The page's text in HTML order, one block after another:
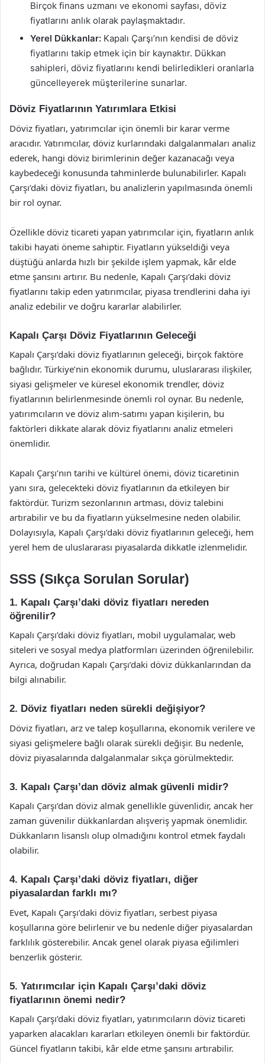
Birçok finans uzmanı ve ekonomi sayfası, döviz
fiyatlarını anlık olarak paylaşmaktadır.
Yerel Dükkanlar: Kapalı Çarşı’nın kendisi de döviz
fiyatlarını takip etmek için bir kaynaktır. Dükkan
sahipleri, döviz fiyatlarını kendi belirledikleri oranlarla
güncelleyerek müşterilerine sunarlar.
Döviz Fiyatlarının Yatırımlara Etkisi
Döviz fiyatları, yatırımcılar için önemli bir karar verme
aracıdır. Yatırımcılar, döviz kurlarındaki dalgalanmaları analiz
ederek, hangi döviz birimlerinin değer kazanacağı veya
kaybedeceği konusunda tahminlerde bulunabilirler. Kapalı
Çarşı’daki döviz fiyatları, bu analizlerin yapılmasında önemli
bir rol oynar.
Özellikle döviz ticareti yapan yatırımcılar için, fiyatların anlık
takibi hayati öneme sahiptir. Fiyatların yükseldiği veya
düştüğü anlarda hızlı bir şekilde işlem yapmak, kâr elde
etme şansını artırır. Bu nedenle, Kapalı Çarşı’daki döviz
fiyatlarını takip eden yatırımcılar, piyasa trendlerini daha iyi
analiz edebilir ve doğru kararlar alabilirler.
Kapalı Çarşı Döviz Fiyatlarının Geleceği
Kapalı Çarşı’daki döviz fiyatlarının geleceği, birçok faktöre
bağlıdır. Türkiye’nin ekonomik durumu, uluslararası ilişkiler,
siyasi gelişmeler ve küresel ekonomik trendler, döviz
fiyatlarının belirlenmesinde önemli rol oynar. Bu nedenle,
yatırımcıların ve döviz alım-satımı yapan kişilerin, bu
faktörleri dikkate alarak döviz fiyatlarını analiz etmeleri
önemlidir.
Kapalı Çarşı’nın tarihi ve kültürel önemi, döviz ticaretinin
yanı sıra, gelecekteki döviz fiyatlarının da etkileyen bir
faktördür. Turizm sezonlarının artması, döviz talebini
artırabilir ve bu da fiyatların yükselmesine neden olabilir.
Dolayısıyla, Kapalı Çarşı’daki döviz fiyatlarının geleceği, hem
yerel hem de uluslararası piyasalarda dikkatle izlenmelidir.
SSS (Sıkça Sorulan Sorular)
1. Kapalı Çarşı’daki döviz fiyatları nereden
öğrenilir?
Kapalı Çarşı’daki döviz fiyatları, mobil uygulamalar, web
siteleri ve sosyal medya platformları üzerinden öğrenilebilir.
Ayrıca, doğrudan Kapalı Çarşı’daki döviz dükkanlarından da
bilgi alınabilir.
2. Döviz fiyatları neden sürekli değişiyor?
Döviz fiyatları, arz ve talep koşullarına, ekonomik verilere ve
siyasi gelişmelere bağlı olarak sürekli değişir. Bu nedenle,
döviz piyasalarında dalgalanmalar sıkça görülmektedir.
3. Kapalı Çarşı’dan döviz almak güvenli midir?
Kapalı Çarşı’dan döviz almak genellikle güvenlidir, ancak her
zaman güvenilir dükkanlardan alışveriş yapmak önemlidir.
Dükkanların lisanslı olup olmadığını kontrol etmek faydalı
olabilir.
4. Kapalı Çarşı’daki döviz fiyatları, diğer
piyasalardan farklı mı?
Evet, Kapalı Çarşı’daki döviz fiyatları, serbest piyasa
koşullarına göre belirlenir ve bu nedenle diğer piyasalardan
farklılık gösterebilir. Ancak genel olarak piyasa eğilimleri
benzerlik gösterir.
5. Yatırımcılar için Kapalı Çarşı’daki döviz
fiyatlarının önemi nedir?
Kapalı Çarşı’daki döviz fiyatları, yatırımcıların döviz ticareti
yaparken alacakları kararları etkileyen önemli bir faktördür.
Güncel fiyatların takibi, kâr elde etme şansını artırabilir.